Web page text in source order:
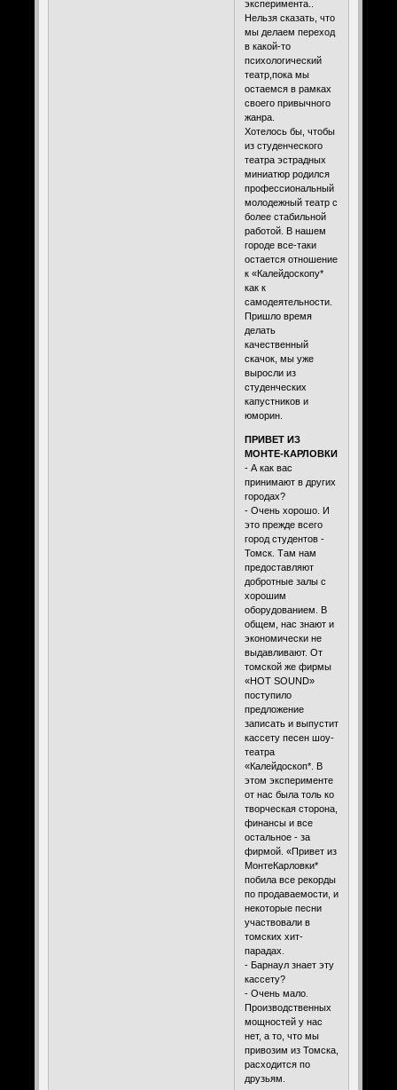
эксперимента..
Нельзя сказать, что
мы делаем переход
в какой-то
психологический
театр,пока мы
остаемся в рамках
своего привычного
жанра.
Хотелось бы, чтобы
из студенческого
театра эстрадных
миниатюр родился
профессиональный
молодежный театр с
более стабильной
работой. В нашем
городе все-таки
остается отношение
к «Калейдоскопу*
как к
самодеятельности.
Пришло время
делать
качественный
скачок, мы уже
выросли из
студенческих
капустников и
юморин.
ПРИВЕТ ИЗ
МОНТЕ-КАРЛОВКИ
- А как вас
принимают в других
городах?
- Очень хорошо. И
это прежде всего
город студентов -
Томск. Там нам
предоставляют
добротные залы с
хорошим
оборудованием. В
общем, нас знают и
экономически не
выдавливают. От
томской же фирмы
«HOT SOUND»
поступило
предложение
записать и выпустит
кассету песен шоу-
театра
«Калейдоскоп*. В
этом эксперименте
от нас была толь ко
творческая сторона,
финансы и все
остальное - за
фирмой. «Привет из
МонтеКарловки*
побила все рекорды
по продаваемости, и
некоторые песни
участвовали в
томских хит-
парадах.
- Барнаул знает эту
кассету?
- Очень мало.
Производственных
мощностей у нас
нет, а то, что мы
привозим из Томска,
расходится по
друзьям.